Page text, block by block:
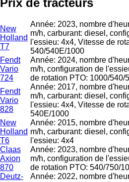
New
Holland
T7
Année: 2023, nombre
m/h, carburant: diesel,
l'essieu: 4x4, Vitesse de
540/540E/1000
Fendt
Vario
724
Année: 2024, nombre
m/h, configuration de
de rotation PTO: 1000/540/
Fendt
Vario
828
Année: 2017, nombre
m/h, carburant: diesel,
l'essieu: 4x4, Vitesse de
540E/1000
New
Holland
T6
Année: 2015, nombre
m/h, carburant: diesel,
l'essieu: 4x4
Claas
Axion
870
Année: 2023, nombre
m/h, configuration de
de rotation PTO: 540/750/
Deutz-
Année: 2022, nombre